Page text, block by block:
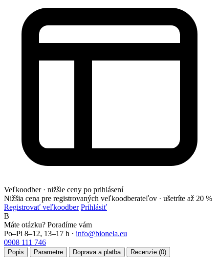
Veľkoodber · nižšie ceny po prihlásení
Nižšia cena pre registrovaných veľkoodberateľov · ušetríte až 20 %
Registrovať veľkoodber Prihlásiť
B
Máte otázku? Poradíme vám
Po–Pi 8–12, 13–17 h · info@bionela.eu
0908 111 746
Popis Parametre Doprava a platba Recenzie (0)